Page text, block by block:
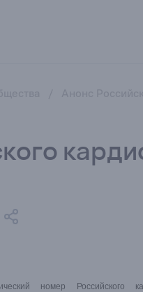
номер Российского